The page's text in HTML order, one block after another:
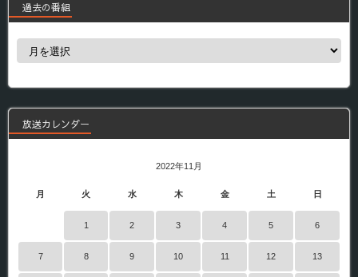
過去の番組
過
組
放送カレンダー
2022年11月
月 火 水 木 金 土 日
1 2 3 4 5 6
7 8 9 10 11 12 13